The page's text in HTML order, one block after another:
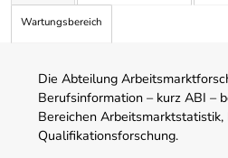
Wartungsbereich
Die Abteilung
Berufsinformation – kurz ABI –
Bereichen
Qualifikationsforschung.